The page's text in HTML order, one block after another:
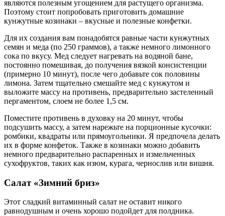
являются полезным угощением для растущего организма.
Поэтому стоит попробовать приготовить домашние
кунжутные козинаки – вкусные и полезные конфетки.
Для их создания вам понадобятся равные части кунжутных
семян и меда (по 250 граммов), а также немного лимонного
сока по вкусу. Мед следует нагревать на водяной бане,
постоянно помешивая, до получения вязкой консистенции
(примерно 10 минут), после чего добавьте сок половины
лимона. Затем тщательно смешайте мед с кунжутом и
выложите массу на противень, предварительно застеленный
пергаментом, слоем не более 1,5 см.
Поместите противень в духовку на 20 минут, чтобы
подсушить массу, а затем нарежьте на порционные кусочки:
ромбики, квадраты или прямоугольники. Я предпочела делать
их в форме конфеток. Также в козинаки можно добавить
немного предварительно распаренных и измельченных
сухофруктов, таких как изюм, курага, чернослив или вишня.
Салат «Зимний бриз»
Этот сладкий витаминный салат не оставит никого
равнодушным и очень хорошо подойдет для полдника.